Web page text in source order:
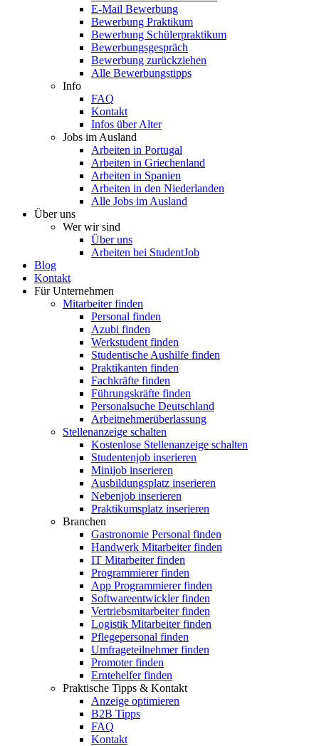
E-Mail Bewerbung
Bewerbung Praktikum
Bewerbung Schülerpraktikum
Bewerbungsgespräch
Bewerbung zurückziehen
Alle Bewerbungstipps
Info
FAQ
Kontakt
Infos über Alter
Jobs im Ausland
Arbeiten in Portugal
Arbeiten in Griechenland
Arbeiten in Spanien
Arbeiten in den Niederlanden
Alle Jobs im Ausland
Über uns
Wer wir sind
Über uns
Arbeiten bei StudentJob
Blog
Kontakt
Für Unternehmen
Mitarbeiter finden
Personal finden
Azubi finden
Werkstudent finden
Studentische Aushilfe finden
Praktikanten finden
Fachkräfte finden
Führungskräfte finden
Personalsuche Deutschland
Arbeitnehmerüberlassung
Stellenanzeige schalten
Kostenlose Stellenanzeige schalten
Studentenjob inserieren
Minijob inserieren
Ausbildungsplatz inserieren
Nebenjob inserieren
Praktikumsplatz inserieren
Branchen
Gastronomie Personal finden
Handwerk Mitarbeiter finden
IT Mitarbeiter finden
Programmierer finden
App Programmierer finden
Softwareentwickler finden
Vertriebsmitarbeiter finden
Logistik Mitarbeiter finden
Pflegepersonal finden
Umfrageteilnehmer finden
Promoter finden
Erntehelfer finden
Praktische Tipps & Kontakt
Anzeige optimieren
B2B Tipps
FAQ
Kontakt